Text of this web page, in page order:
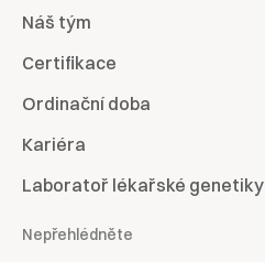
Náš tým
Certifikace
Ordinační doba
Kariéra
Laboratoř lékařské genetiky
Nepřehlédněte